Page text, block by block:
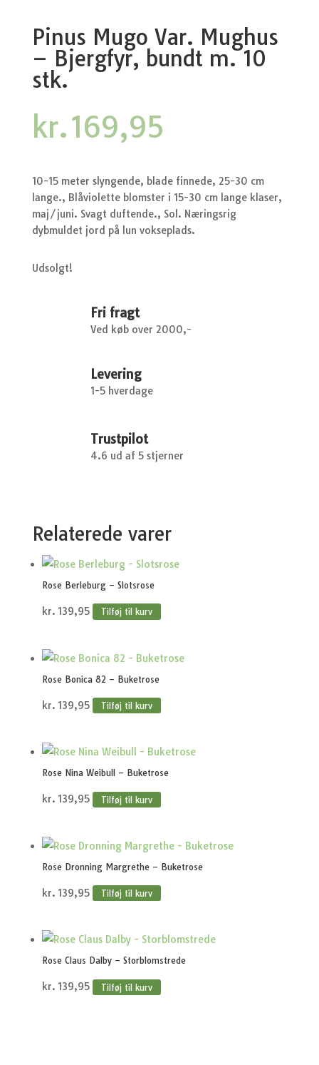
Pinus Mugo Var. Mughus
– Bjergfyr, bundt m. 10
stk.
kr.169,95
10-15 meter slyngende, blade finnede, 25-30 cm
lange., Blåviolette blomster i 15-30 cm lange klaser,
maj/juni. Svagt duftende., Sol. Næringsrig
dybmuldet jord på lun vokseplads.
Udsolgt!
Fri fragt
Ved køb over 2000,-
Levering
1-5 hverdage
Trustpilot
4.6 ud af 5 stjerner
Relaterede varer
Rose Berleburg – Slotsrose
kr. 139,95 Tilføj til kurv
Rose Bonica 82 – Buketrose
kr. 139,95 Tilføj til kurv
Rose Nina Weibull – Buketrose
kr. 139,95 Tilføj til kurv
Rose Dronning Margrethe – Buketrose
kr. 139,95 Tilføj til kurv
Rose Claus Dalby – Storblomstrede
kr. 139,95 Tilføj til kurv